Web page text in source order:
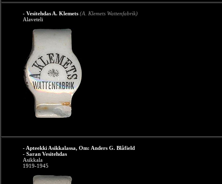
- Vesitehdas A. Klemets (A. Klemets Wattenfabrik)
Alaveteli
- Apteekki Asikkalassa, Om: Anders G. Blåfield
- Saran Vesitehdas
Asikkala
1919-1945